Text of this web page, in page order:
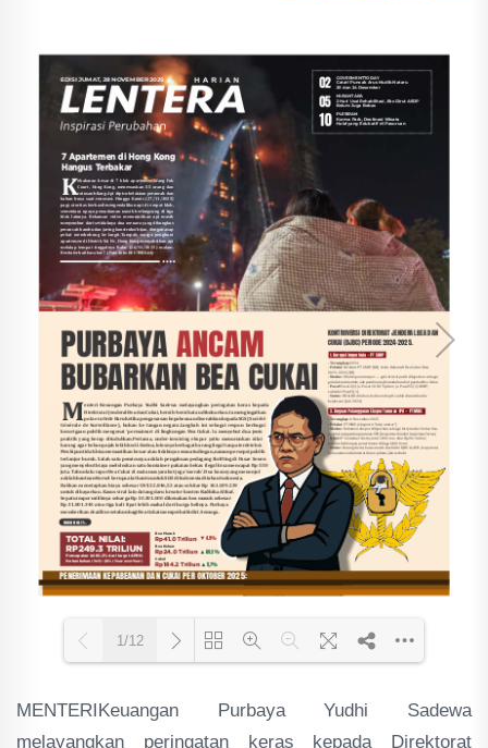
Loading PDF 38% ...
1/12
MENTERIKeuangan Purbaya Yudhi Sadewa
melayangkan peringatan keras kepada Direktorat